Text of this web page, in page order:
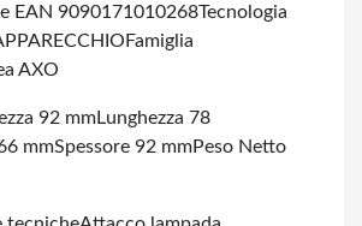
EAN 9090171010268Tecnologia
Famiglia
AXO
92 mmLunghezza 78
mmSpessore 92 mmPeso Netto